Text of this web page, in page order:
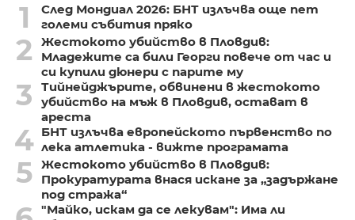
1
След Мондиал 2026: БНТ излъчва още пет
големи събития пряко
2
Жестокото убийство в Пловдив:
Младежите са били Георги повече от час и
си купили дюнери с парите му
3
Тийнейджърите, обвинени в жестокото
убийство на мъж в Пловдив, остават в
ареста
4 БНТ излъчва европейското първенство по
лека атлетика - вижте програмата
5 Жестокото убийство в Пловдив:
Прокуратурата внася искане за „задържане
под стража“
"Майко, искам да се лекувам": Има ли